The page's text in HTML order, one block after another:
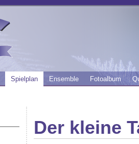
Spielplan Ensemble Fotoalbum
Der kleine